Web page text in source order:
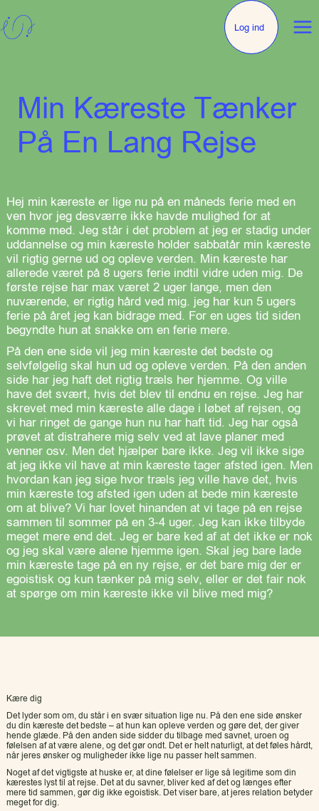
Log ind
Min Kæreste Tænker
På En Lang Rejse
Hej min kæreste er lige nu på en måneds ferie med en
ven hvor jeg desværre ikke havde mulighed for at
komme med. Jeg står i det problem at jeg er stadig under
uddannelse og min kæreste holder sabbatår min kæreste
vil rigtig gerne ud og opleve verden. Min kæreste har
allerede været på 8 ugers ferie indtil vidre uden mig. De
første rejse har max været 2 uger lange, men den
nuværende, er rigtig hård ved mig. jeg har kun 5 ugers
ferie på året jeg kan bidrage med. For en uges tid siden
begyndte hun at snakke om en ferie mere.
På den ene side vil jeg min kæreste det bedste og
selvfølgelig skal hun ud og opleve verden. På den anden
side har jeg haft det rigtig træls her hjemme. Og ville
have det svært, hvis det blev til endnu en rejse. Jeg har
skrevet med min kæreste alle dage i løbet af rejsen, og
vi har ringet de gange hun nu har haft tid. Jeg har også
prøvet at distrahere mig selv ved at lave planer med
venner osv. Men det hjælper bare ikke. Jeg vil ikke sige
at jeg ikke vil have at min kæreste tager afsted igen. Men
hvordan kan jeg sige hvor træls jeg ville have det, hvis
min kæreste tog afsted igen uden at bede min kæreste
om at blive? Vi har lovet hinanden at vi tage på en rejse
sammen til sommer på en 3-4 uger. Jeg kan ikke tilbyde
meget mere end det. Jeg er bare ked af at det ikke er nok
og jeg skal være alene hjemme igen. Skal jeg bare lade
min kæreste tage på en ny rejse, er det bare mig der er
egoistisk og kun tænker på mig selv, eller er det fair nok
at spørge om min kæreste ikke vil blive med mig?
Kære dig
Det lyder som om, du står i en svær situation lige nu. På den ene side ønsker
du din kæreste det bedste – at hun kan opleve verden og gøre det, der giver
hende glæde. På den anden side sidder du tilbage med savnet, uroen og
følelsen af at være alene, og det gør ondt. Det er helt naturligt, at det føles hårdt,
når jeres ønsker og muligheder ikke lige nu passer helt sammen.
Noget af det vigtigste at huske er, at dine følelser er lige så legitime som din
kærestes lyst til at rejse. Det at du savner, bliver ked af det og længes efter
mere tid sammen, gør dig ikke egoistisk. Det viser bare, at jeres relation betyder
meget for dig.